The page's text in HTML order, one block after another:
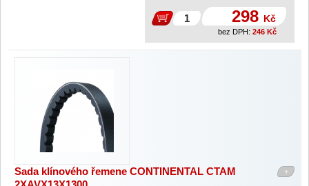
298 Kč
bez DPH: 246 Kč
+
Sada klínového řemene CONTINENTAL CTAM